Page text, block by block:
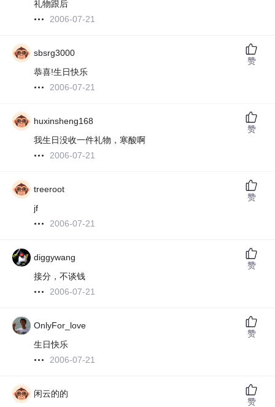
礼物跟后
2006-07-21
sbsrg3000
恭喜!生日快乐
2006-07-21
赞
huxinsheng168
我生日没收一件礼物，寒酸啊
2006-07-21
赞
treeroot
jf
2006-07-21
赞
diggywang
接分，不谈钱
2006-07-21
赞
OnlyFor_love
生日快乐
2006-07-21
赞
闲云的的
赞